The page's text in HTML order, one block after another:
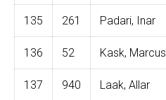
135 261 Padari, Inar
136 52 Kask, Marcus
137 940 Laak, Allar